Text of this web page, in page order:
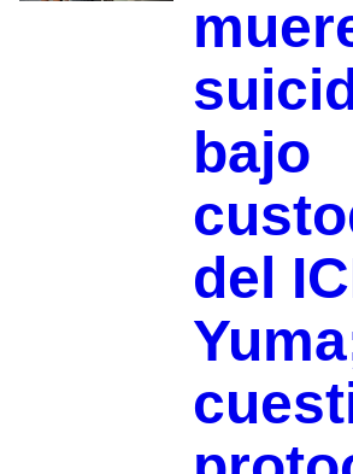
bajo
del